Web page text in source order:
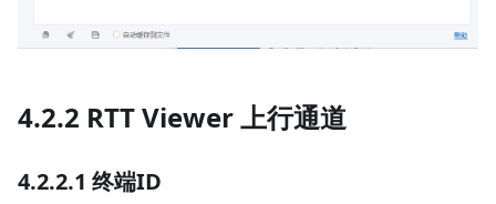
4.2.2 RTT Viewer 上行通道
4.2.2.1 终端ID